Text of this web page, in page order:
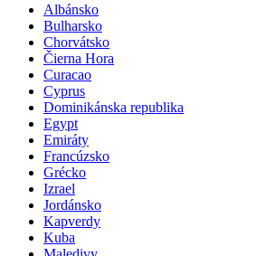
Albánsko
Bulharsko
Chorvátsko
Čierna Hora
Curacao
Cyprus
Dominikánska republika
Egypt
Emiráty
Francúzsko
Grécko
Izrael
Jordánsko
Kapverdy
Kuba